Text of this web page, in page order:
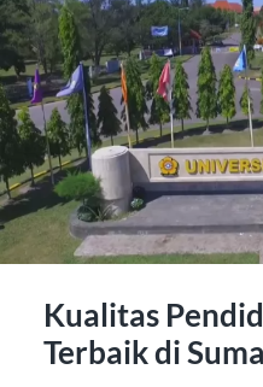
Kualitas
Terbaik di